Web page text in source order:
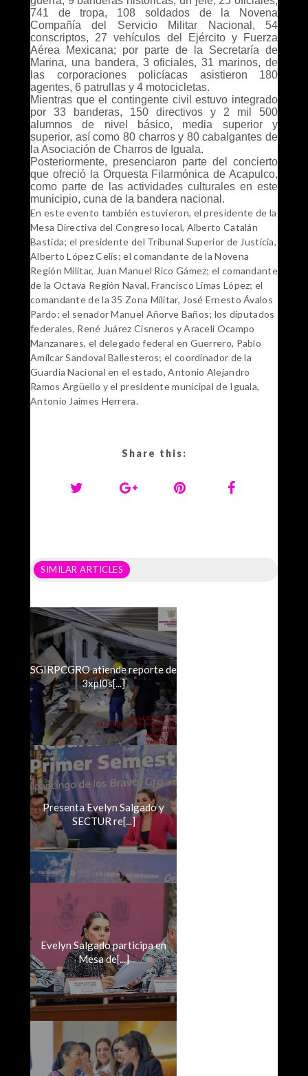
741 de tropa, 108 soldados de la Novena
Compañía del Servicio Militar Nacional, 54
conscriptos, 27 vehículos del Ejército y Fuerza
Aérea Mexicana; por parte de la Secretaría de
Marina, una bandera, 3 oficiales, 31 marinos, de
las corporaciones policíacas asistieron 180
agentes, 6 patrullas y 4 motocicletas.
Mientras que el contingente civil estuvo integrado
por 33 banderas, 150 directivos y 2 mil 500
alumnos de nivel básico, media superior y
superior, así como 80 charros y 80 cabalgantes de
la Asociación de Charros de Iguala.
Posteriormente, presenciaron parte del concierto
que ofreció la Orquesta Filarmónica de Acapulco,
como parte de las actividades culturales en este
municipio, cuna de la bandera nacional.
En este evento también estuvieron, el presidente de la
Mesa Directiva del Congreso local, Alberto Catalán
Bastida; el presidente del Tribunal Superior de Justicia,
Alberto López Celis; el comandante de la Novena
Región Militar, Juan Manuel Rico Gámez; el comandante
de la Octava Región Naval, Francisco Limas López; el
comandante de la 35 Zona Militar, José Ernesto Ávalos
Pardo; el senador Manuel Añorve Baños; los diputados
federales, René Juárez Cisneros y Araceli Ocampo
Manzanares, el delegado federal en Guerrero, Pablo
Amílcar Sandoval Ballesteros; el coordinador de la
Guardia Nacional en el estado, Antonio Alejandro
Ramos Argüello y el presidente municipal de Iguala,
Antonio Jaimes Herrera.
Share this:
SIMILAR ARTICLES
SGIRPCGRO atiende reporte de
3xpl0s[...]
Presenta Evelyn Salgado y
SECTUR re[...]
Evelyn Salgado participa en
Mesa de[...]